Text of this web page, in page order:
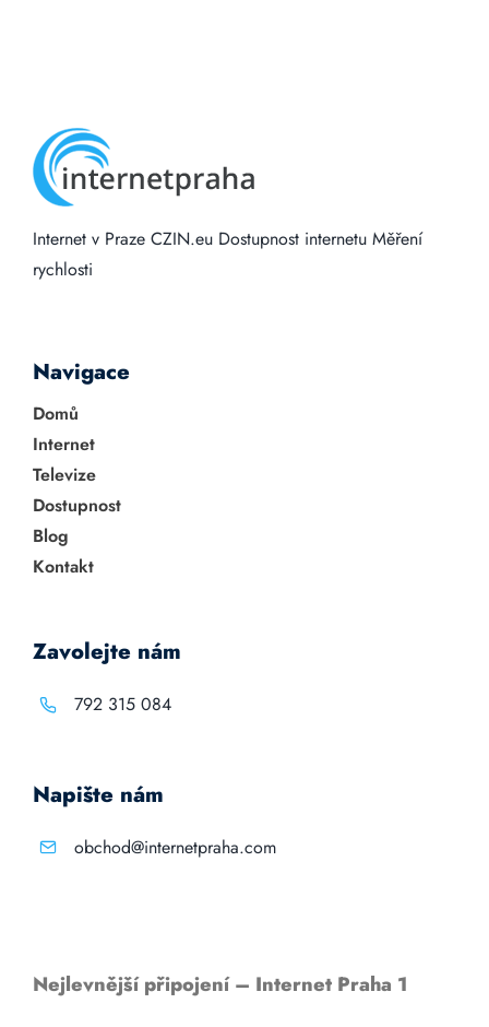
Internet v Praze CZIN.eu Dostupnost internetu Měření
rychlosti
Navigace
Domů
Internet
Televize
Dostupnost
Blog
Kontakt
Zavolejte nám
792 315 084
Napište nám
obchod@internetpraha.com
Nejlevnější připojení – Internet Praha 1